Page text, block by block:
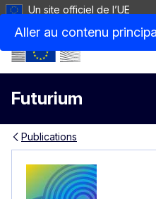
Aller au contenu
Un site officiel de l’UE
Futurium
Site Menu
Publications